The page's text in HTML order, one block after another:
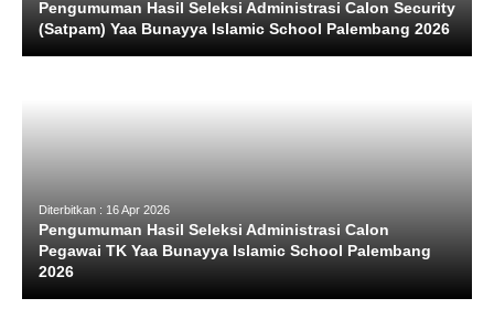
Pengumuman Hasil Seleksi Administrasi Calon Security
(Satpam) Yaa Bunayya Islamic School Palembang 2026
Diterbitkan : 16 Apr 2026
Pengumuman Hasil Seleksi Administrasi Calon
Pegawai TK Yaa Bunayya Islamic School Palembang
2026